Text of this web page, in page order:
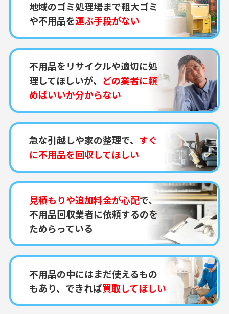
地域のゴミ処理場まで粗大ゴミ
や不用品を運ぶ手段がない
不用品をリサイクルや適切に処
理してほしいが、 どの業者に頼
めばいいか分からない
急な引越しや家の整理で、 すぐ
に不用品を回収してほしい
見積もりや追加料金が心配で、
不用品回収業者に依頼するのを
ためらっている
不用品の中にはまだ使えるもの
もあり、できれば買取してほしい